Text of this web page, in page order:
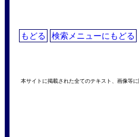
もどる 検索メニューにもどる
本サイトに掲載された全てのテキスト、画像等